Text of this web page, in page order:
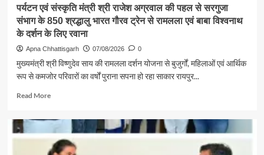
पर्यटन एवं संस्कृति मंत्री श्री राजेश अग्रवाल की पहल से सरगुजा
संभाग के 850 श्रद्धालु भारत गौरव ट्रेन से रामलला एवं बाबा विश्वनाथ
के दर्शन के लिए रवाना
Apna Chhattisgarh 07/08/2026 0
मुख्यमंत्री श्री विष्णुदेव साय की रामलला दर्शन योजना से बुजुर्गों, महिलाओं एवं आर्थिक
रूप से कमजोर परिवारों का वर्षों पुराना सपना हो रहा साकार रायपुर...
Read MoreRead
पर्यटन
एवं
संस्कृति